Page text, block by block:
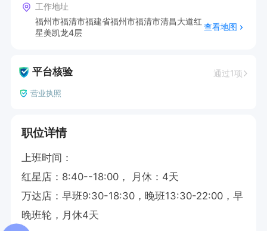
工作地址
福州市福清市福建省福州市福清市清昌大道红
星美凯龙4层
查看地图
平台核验 通过1项
营业执照
职位详情
上班时间：
红星店：8:40--18:00， 月休：4天
万达店：早班9:30-18:30，晚班13:30-22:00，早
晚班轮，月休4天